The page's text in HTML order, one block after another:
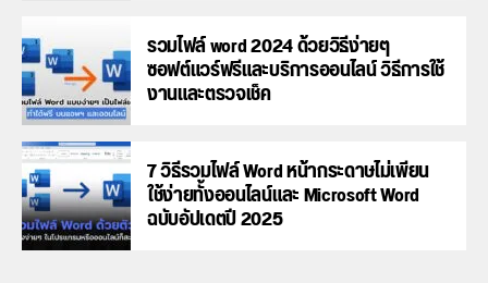
รวมไฟล์ word 2024 ด้วยวิธีง่ายๆ
ซอฟต์แวร์ฟรีและบริการออนไลน์ วิธีการใช้
งานและตรวจเช็ค
7 วิธีรวมไฟล์ Word หน้ากระดาษไม่เพี้ยน
ใช้ง่ายทั้งออนไลน์และ Microsoft Word
ฉบับอัปเดตปี 2025